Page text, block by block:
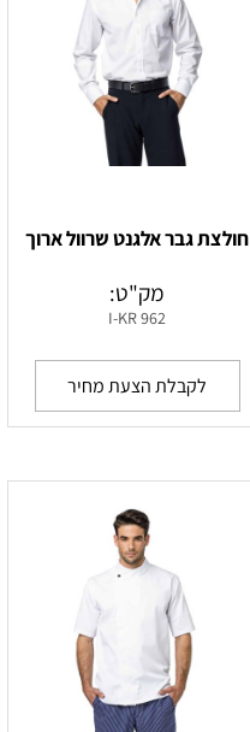
חולצת גבר אלגנט שרוול ארוך
מק"ט:
I-KR 962
לקבלת הצעת מחיר